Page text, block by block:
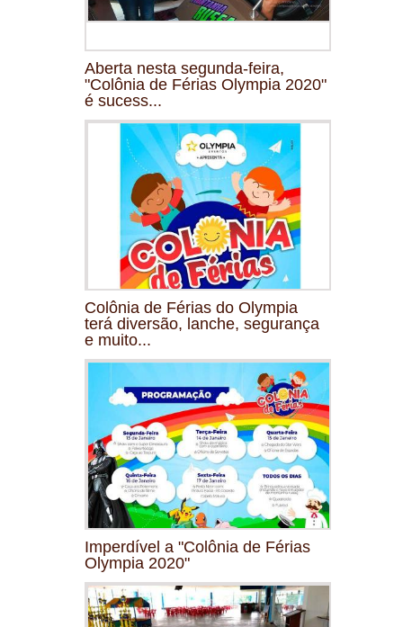
Aberta nesta segunda-feira,
"Colônia de Férias Olympia 2020"
é sucess...
Colônia de Férias do Olympia
terá diversão, lanche, segurança
e muito...
Imperdível a "Colônia de Férias
Olympia 2020"